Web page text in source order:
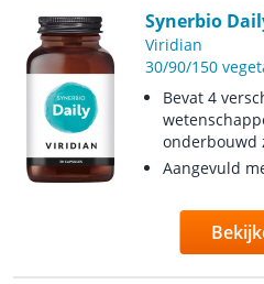
Synerbio
Viridian
30/90/150
Bevat 4
onderbouwd
Aangevuld